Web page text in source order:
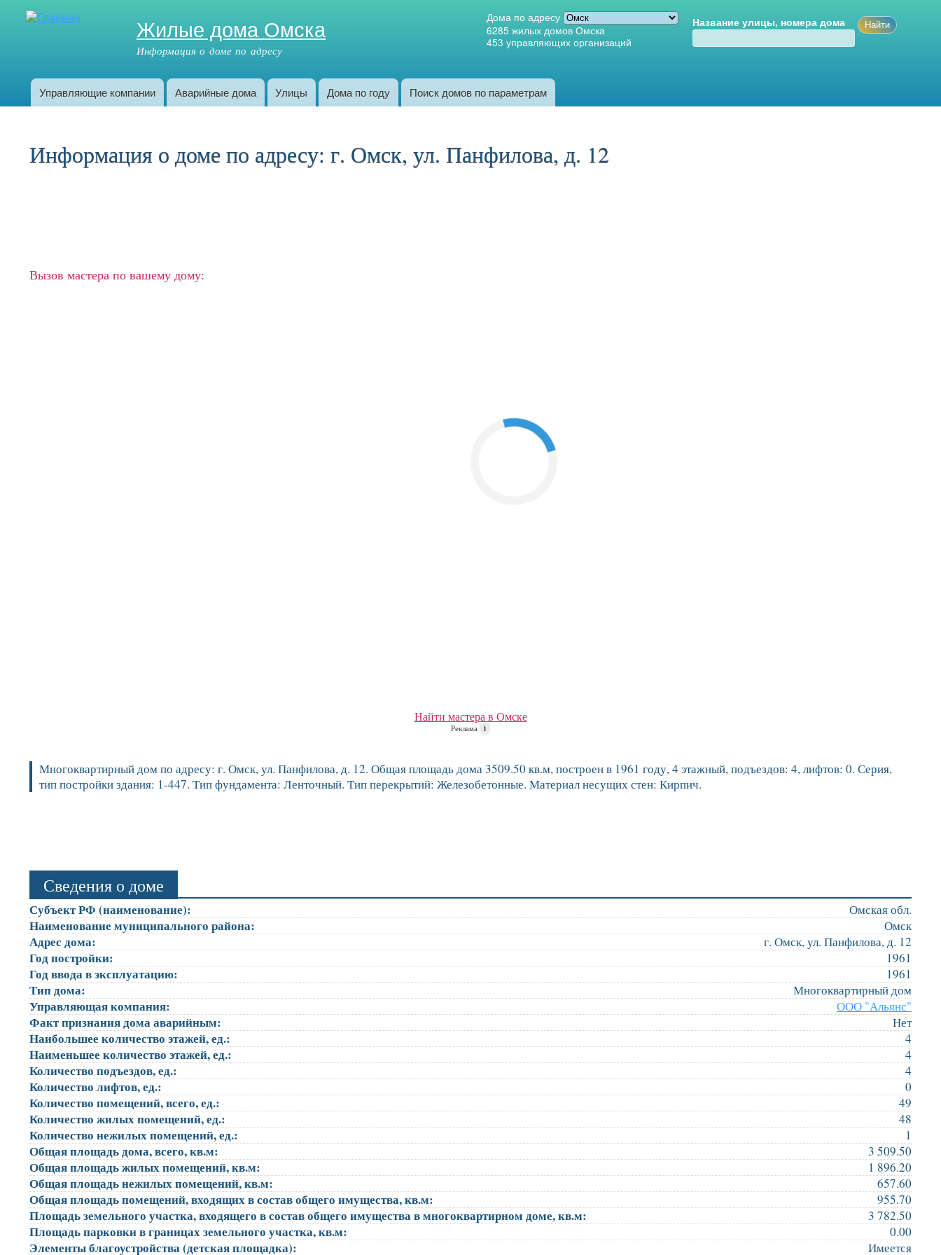
Жилые дома Омска
Информация о доме по адресу
Дома по адресу
6285 жилых домов Омска
453 управляющих организаций
Название улицы, номера дома
Главное меню
Управляющие компании Аварийные дома Улицы Дома по году Поиск домов по параметрам
Информация о доме по адресу: г. Омск, ул. Панфилова, д. 12
Вызов мастера по вашему дому:
Найти мастера в Омске
Реклама i
Многоквартирный дом по адресу: г. Омск, ул. Панфилова, д. 12. Общая площадь дома 3509.50 кв.м, построен в 1961 году, 4 этажный, подъездов: 4, лифтов: 0. Серия,
тип постройки здания: 1-447. Тип фундамента: Ленточный. Тип перекрытий: Железобетонные. Материал несущих стен: Кирпич.
Сведения о доме
Субъект РФ (наименование): Омская обл.
Наименование муниципального района: Омск
Адрес дома: г. Омск, ул. Панфилова, д. 12
Год постройки: 1961
Год ввода в эксплуатацию: 1961
Тип дома: Многоквартирный дом
Управляющая компания: ООО "Альянс"
Факт признания дома аварийным: Нет
Наибольшее количество этажей, ед.: 4
Наименьшее количество этажей, ед.: 4
Количество подъездов, ед.: 4
Количество лифтов, ед.: 0
Количество помещений, всего, ед.: 49
Количество жилых помещений, ед.: 48
Количество нежилых помещений, ед.: 1
Общая площадь дома, всего, кв.м: 3 509.50
Общая площадь жилых помещений, кв.м: 1 896.20
Общая площадь нежилых помещений, кв.м: 657.60
Общая площадь помещений, входящих в состав общего имущества, кв.м: 955.70
Площадь земельного участка, входящего в состав общего имущества в многоквартирном доме, кв.м: 3 782.50
Площадь парковки в границах земельного участка, кв.м: 0.00
Элементы благоустройства (детская площадка): Имеется